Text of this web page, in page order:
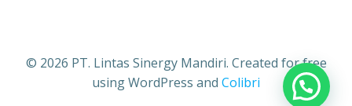
© 2026 PT. Lintas Sinergy Mandiri. Created for free
using WordPress and Colibri